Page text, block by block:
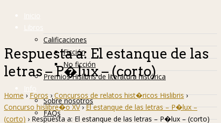
Inicio
Libros
Calificaciones
Ficción
No ficción
Premios Hislibris de literatura histórica
Info
Sobre nosotros
FAQs
Respuesta a: El estanque de las
letras – P�lux – (corto)
Home › Foros › Concursos de relatos hist�ricos Hislibris ›
Concurso hislibre�o XV › El estanque de las letras – P�lux –
(corto) › Respuesta a: El estanque de las letras – P�lux – (corto)